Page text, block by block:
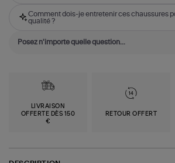
Comment dois-je entretenir ces chaussures
qualité ?
LIVRAISON
OFFERTE DÈS 150
€
RETOUR OFFERT